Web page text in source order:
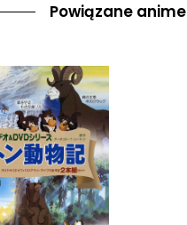
Powiązane anime